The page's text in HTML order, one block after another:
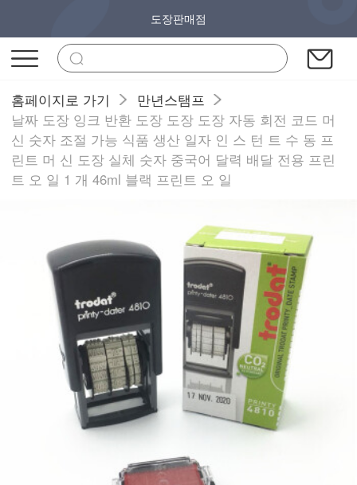
도장판매점
홈페이지로 가기
만년스탬프
날짜 도장 잉크 반환 도장 도장 도장 자동 회전 코드 머
신 숫자 조절 가능 식품 생산 일자 인 스 턴 트 수 동 프
린트 머 신 도장 실체 숫자 중국어 달력 배달 전용 프린
트 오 일 1 개 46ml 블랙 프린트 오 일